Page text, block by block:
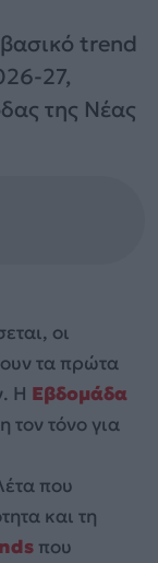
βασικό trend
27,
της Νέας
οι
τα πρώτα
Η Εβδομάδα
τον τόνο για
που
και τη
που